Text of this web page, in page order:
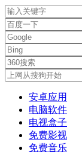
安卓应用
电脑软件
电视盒子
免费影视
免费音乐